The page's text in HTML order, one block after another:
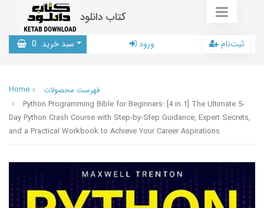
کتاب دانلود
سبد خرید 0 ورود ثبت‌نام
Home
فهرست محصولات
Python Programming Bible for Beginners: [4 in 1] The Ultimate 5-
Day Python Crash Course with Step-by-Step Guidance, Expert Secrets,
and a Practical Workbook to Achieve Your Career Aspirations